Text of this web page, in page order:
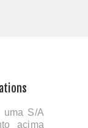
uma S/A
acima